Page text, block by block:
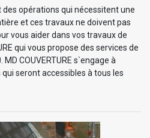
opérations qui nécessitent une
et ces travaux ne doivent pas
vous aider dans vos travaux de
qui vous propose des services de
COUVERTURE s`engage à
seront accessibles à tous les